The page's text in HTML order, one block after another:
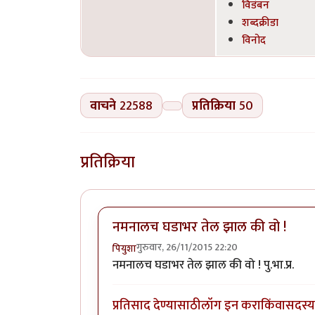
विडंबन
शब्दक्रीडा
विनोद
वाचने 22588 प्रतिक्रिया50
प्रतिक्रिया
नमनालच घडाभर तेल झाल की वो !
पियुशागुरुवार, 26/11/2015 22:20
नमनालच घडाभर तेल झाल की वो ! पु.भा.प्र.
प्रतिसाद देण्यासाठीलॉग इन कराकिंवासदस्य